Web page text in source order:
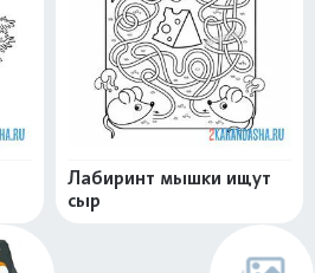
Лабиринт мышки ищут
сыр